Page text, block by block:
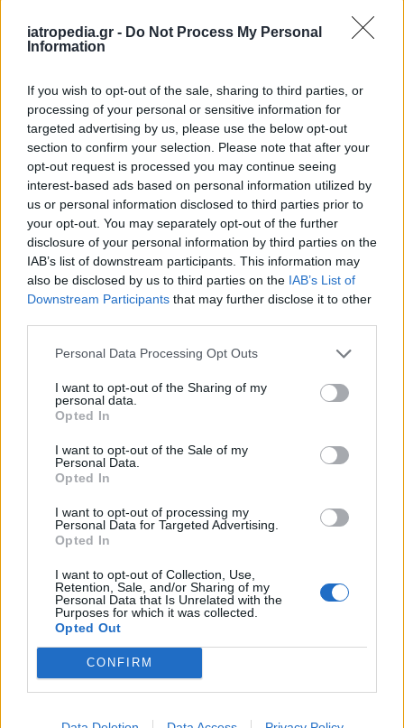
iatropedia.gr - Do Not Process My Personal
Information
If you wish to opt-out of the sale, sharing to third parties, or
processing of your personal or sensitive information for
targeted advertising by us, please use the below opt-out
section to confirm your selection. Please note that after your
opt-out request is processed you may continue seeing
interest-based ads based on personal information utilized by
us or personal information disclosed to third parties prior to
your opt-out. You may separately opt-out of the further
disclosure of your personal information by third parties on the
IAB’s list of downstream participants. This information may
also be disclosed by us to third parties on the IAB’s List of
Downstream Participants that may further disclose it to other
Personal Data Processing Opt Outs
I want to opt-out of the Sharing of my
personal data.
Opted In
I want to opt-out of the Sale of my
Personal Data.
Opted In
I want to opt-out of processing my
Personal Data for Targeted Advertising.
Opted In
I want to opt-out of Collection, Use,
Retention, Sale, and/or Sharing of my
Personal Data that Is Unrelated with the
Purposes for which it was collected.
Opted Out
CONFIRM
ΕΦΗΜΕΡΕΥΟΝΤΑ ΝΟΣΟΚΟΜΕΙΑ
Δείτε ποιάνοσοκομείαεφημερεύουν